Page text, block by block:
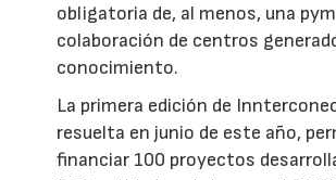
obligatoria de, al menos, una
colaboración de centros
conocimiento.
La primera edición de
resuelta en junio de este año,
financiar 100 proyectos